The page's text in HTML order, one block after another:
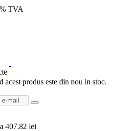
TVA
acest produs este din nou in stoc.
407.82 lei